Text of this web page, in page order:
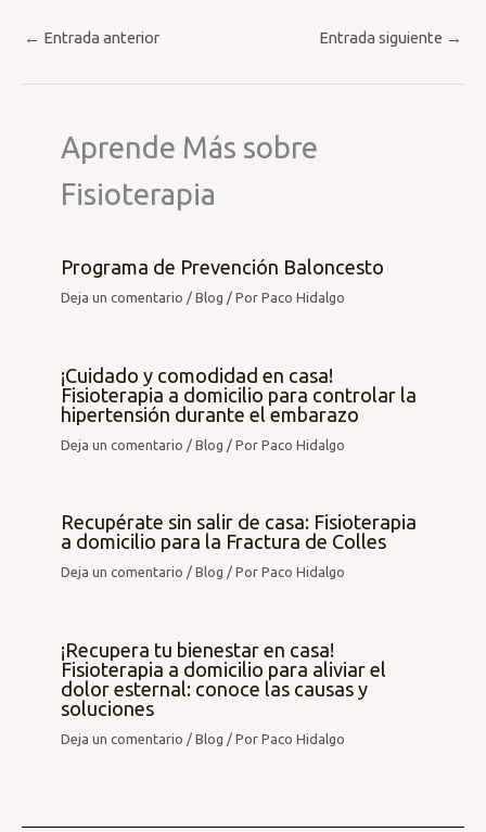
← Entrada anterior Entrada siguiente →
Aprende Más sobre
Fisioterapia
Programa de Prevención Baloncesto
Deja un comentario /Blog / PorPaco Hidalgo
¡Cuidado y comodidad en casa!
Fisioterapia a domicilio para controlar la
hipertensión durante el embarazo
Deja un comentario /Blog / PorPaco Hidalgo
Recupérate sin salir de casa: Fisioterapia
a domicilio para la Fractura de Colles
Deja un comentario /Blog / PorPaco Hidalgo
¡Recupera tu bienestar en casa!
Fisioterapia a domicilio para aliviar el
dolor esternal: conoce las causas y
soluciones
Deja un comentario /Blog / PorPaco Hidalgo